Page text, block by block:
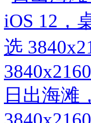
3840x2160
日出海滩